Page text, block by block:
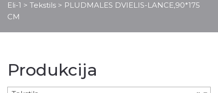
Eli-1 > Tekstils > PLUDMALES DVIELIS-LANCE,90*175
CM
Produkcija